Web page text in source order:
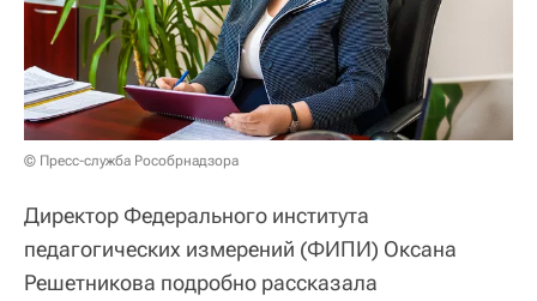
© Пресс-служба Рособрнадзора
Директор Федерального института
педагогических измерений (ФИПИ) Оксана
Решетникова подробно рассказала